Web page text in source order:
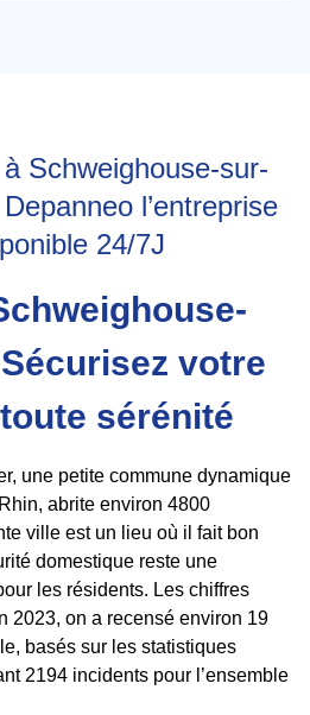
Schweighouse-sur-
l’entreprise
24/7J
votre
sérénité
une petite commune dynamique
abrite environ 4800
ville est un lieu où il fait bon
domestique reste une
les résidents. Les chiffres
2023, on a recensé environ 19
basés sur les statistiques
2194 incidents pour l’ensemble